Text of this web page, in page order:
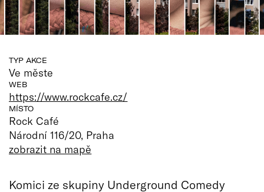
TYP AKCE
Ve měste
WEB
https://www.rockcafe.cz/
MÍSTO
Rock Café
Národní 116/20, Praha
zobrazit na mapě
Komici ze skupiny Underground Comedy